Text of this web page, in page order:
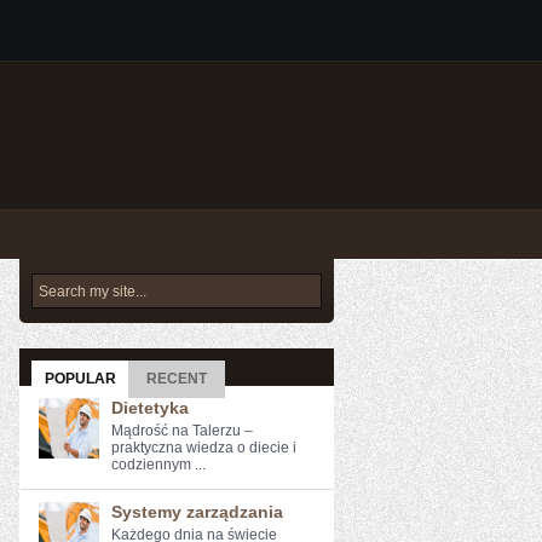
POPULAR RECENT
Dietetyka
Mądrość na Talerzu –
praktyczna wiedza o diecie i
codziennym ...
Systemy zarządzania
Każdego dnia na‌ świecie